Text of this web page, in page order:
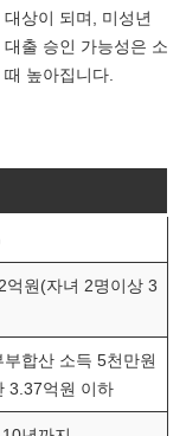
상이 되며, 미성년
출 승인 가능성은 소
높아집니다.
억원(자녀 2명이상 3
부합산 소득 5천만원
3.37억원 이하